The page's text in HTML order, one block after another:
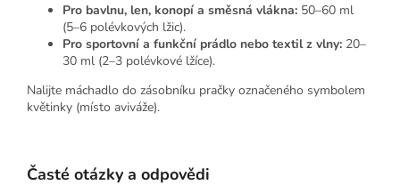
Pro bavlnu, len, konopí a směsná vlákna: 50–60 ml
(5–6 polévkových lžic).
Pro sportovní a funkční prádlo nebo textil z vlny: 20–
30 ml (2–3 polévkové lžíce).
Nalijte máchadlo do zásobníku pračky označeného symbolem
květinky (místo aviváže).
Časté otázky a odpovědi